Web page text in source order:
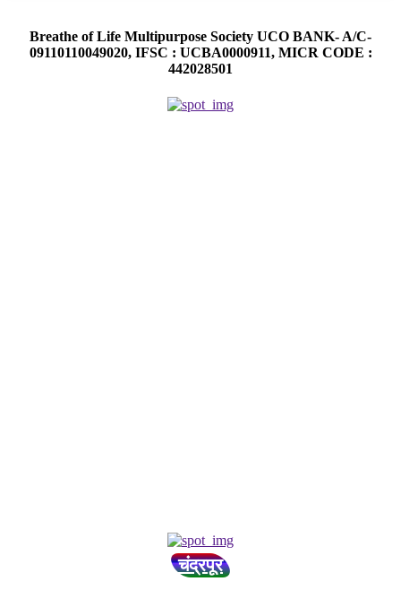
Breathe of Life Multipurpose Society UCO BANK- A/C-
09110110049020, IFSC : UCBA0000911, MICR CODE :
442028501
चंद्रपूर